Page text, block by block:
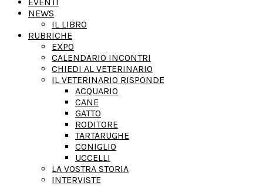
NEWS
IL LIBRO
RUBRICHE
EXPO
CALENDARIO INCONTRI
CHIEDI AL VETERINARIO
IL VETERINARIO RISPONDE
ACQUARIO
CANE
GATTO
RODITORE
TARTARUGHE
CONIGLIO
UCCELLI
LA VOSTRA STORIA
INTERVISTE